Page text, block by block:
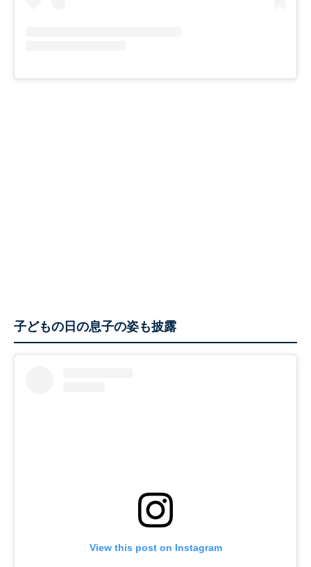
子どもの日の息子の姿も披露
View this post on Instagram